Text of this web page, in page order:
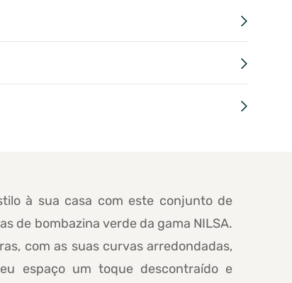
à sua casa com este conjunto de
de bombazina verde da gama NILSA.
com as suas curvas arredondadas,
espaço um toque descontraído e